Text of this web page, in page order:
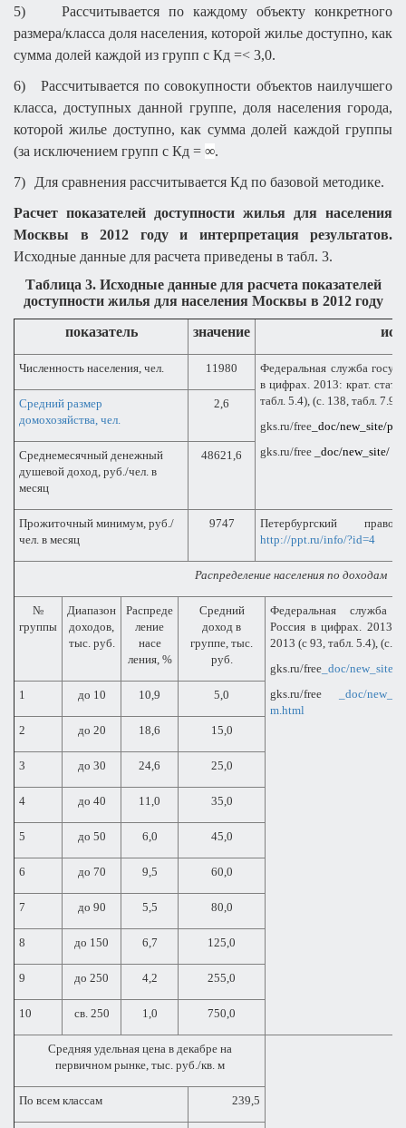
5)
Рассчитывается по каждому объекту конкретного
размера/класса доля населения, которой жилье доступно, как
сумма долей каждой из групп с Кд =< 3,0.
6)
Рассчитывается по совокупности объектов наилучшего
класса, доступных данной группе, доля населения города,
которой жилье доступно, как сумма долей каждой группы
(за исключением групп с Кд = ∞.
7)
Для сравнения рассчитывается Кд по базовой методике.
Расчет показателей доступности жилья для населения
Москвы в 2012 году и интерпретация результатов.
Исходные данные для расчета приведены в табл. 3.
Таблица 3. Исходные данные для расчета показателей
доступности жилья для населения Москвы в 2012 году
показатель
значение
Численность населения, чел. 11980
Федеральная служба
в цифрах. 2013: крат.
табл. 5.4), (с. 138, табл. 7.9)
gks.ru/free _doc/new_site/
gks.ru/free
_doc/new_site/
Средний размер
домохозяйства, чел.
2,6
Среднемесячный денежный
душевой доход, руб./чел. в
месяц
48621,6
Прожиточный минимум, руб./
чел. в месяц
9747
Петербургский
http://ppt.ru/info/?id=4
Распределение населения по доходам
№
группы
Диапазон
доходов,
тыс. руб.
Распреде
ление
насе
ления, %
Средний
доход в
группе, тыс.
руб.
Федеральная служба
Россия в цифрах. 2013:
2013 (с 93, табл. 5.4), (с.
gks.ru/free _doc/
gks.ru/free
_doc/
m.html
1 до 10 10,9 5,0
2 до 20 18,6 15,0
3 до 30 24,6 25,0
4 до 40 11,0 35,0
5 до 50 6,0 45,0
6 до 70 9,5 60,0
7 до 90 5,5 80,0
8 до 150 6,7 125,0
9 до 250 4,2 255,0
10 св. 250 1,0 750,0
Средняя удельная цена в декабре на
первичном рынке, тыс. руб./кв. м
По всем классам 239,5